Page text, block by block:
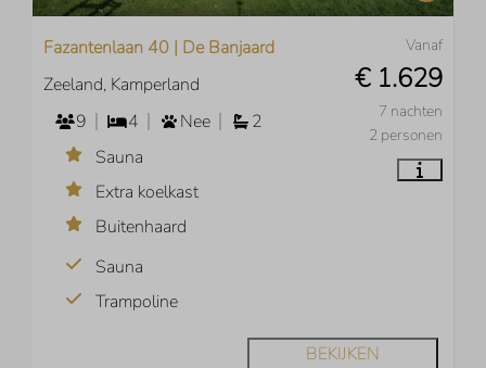
Vanaf
€ 1.629
7 nachten
2 personen
Fazantenlaan 40 | De Banjaard
Zeeland, Kamperland
9
4 Nee
2
Sauna
Extra koelkast
Buitenhaard
Sauna
Trampoline
BEKIJKEN